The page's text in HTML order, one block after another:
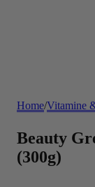
Home/Vitamine
Beauty
(300g)